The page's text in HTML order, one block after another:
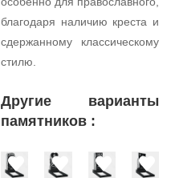
благодаря наличию креста и
сдержанному классическому
стилю.
Другие варианты
памятников :